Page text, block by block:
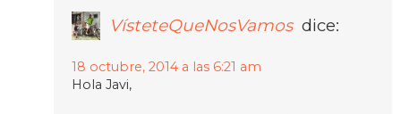
VísteteQueNosVamos dice:
18 octubre, 2014 a las 6:21 am
Hola Javi,